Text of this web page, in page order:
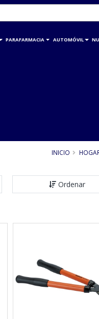
PARAFARMACIA AUTOMÓVIL
INICIO
Ordenar